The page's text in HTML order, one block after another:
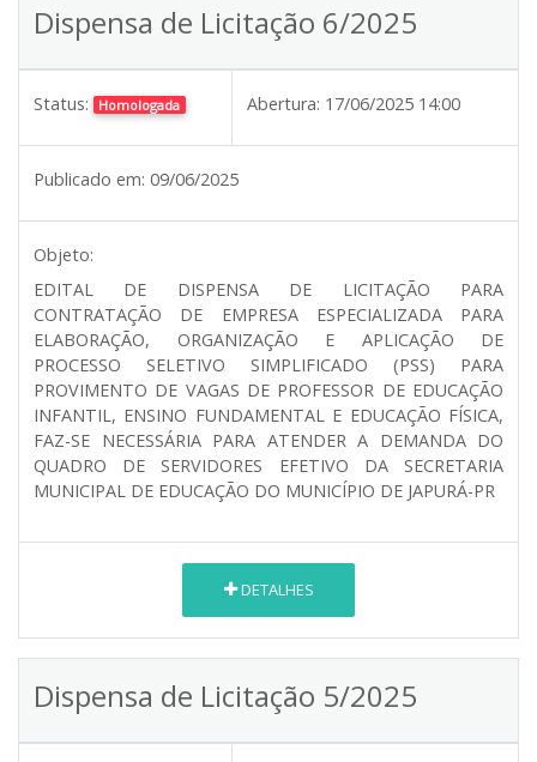
Dispensa de Licitação 6/2025
Status: Homologada Abertura: 17/06/2025 14:00
Publicado em: 09/06/2025
Objeto:
EDITAL DE DISPENSA DE LICITAÇÃO PARA
CONTRATAÇÃO DE EMPRESA ESPECIALIZADA PARA
ELABORAÇÃO, ORGANIZAÇÃO E APLICAÇÃO DE
PROCESSO SELETIVO SIMPLIFICADO (PSS) PARA
PROVIMENTO DE VAGAS DE PROFESSOR DE EDUCAÇÃO
INFANTIL, ENSINO FUNDAMENTAL E EDUCAÇÃO FÍSICA,
FAZ-SE NECESSÁRIA PARA ATENDER A DEMANDA DO
QUADRO DE SERVIDORES EFETIVO DA SECRETARIA
MUNICIPAL DE EDUCAÇÃO DO MUNICÍPIO DE JAPURÁ-PR
DETALHES
Dispensa de Licitação 5/2025